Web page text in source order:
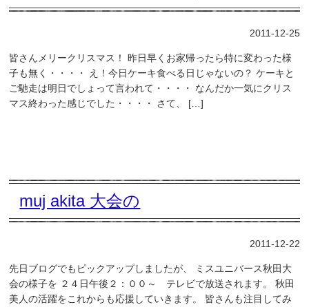
2011-12-25
皆さんメリークリスマス！ 昨日早くお家帰ったら特に変わった様
子も無く・・・・ え！今日ケーキ食べる日じゃないの？ ケーキと
ご馳走は明日でしょって言われて・・・・ なんだか一気にクリス
マス終わった感じでした・・・・ さて、 […]
muj akita 大会の
2011-12-22
先日ブログでもピックアップしましたが、 ミスユニバース秋田大
会の様子を ２４日午後２：００～ テレビで放送されます。 秋田
美人の活躍をこれからも応援していきます。 皆さんも注目してみ